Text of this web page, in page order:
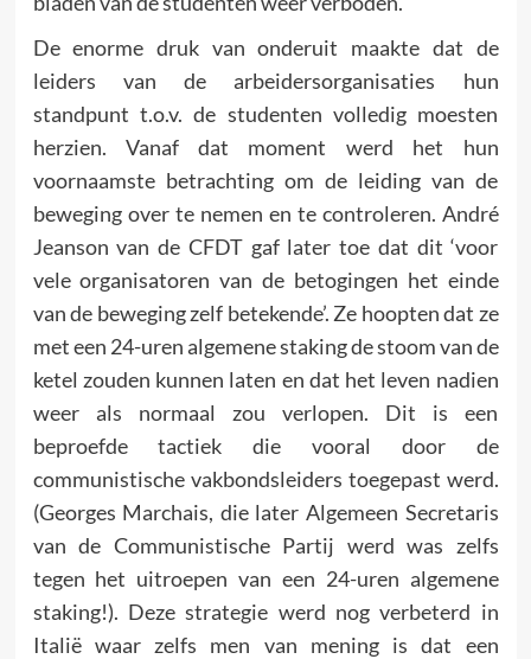
De enorme druk van onderuit maakte dat de
leiders van de arbeidersorganisaties hun
standpunt t.o.v. de studenten volle­dig moesten
herzien. Vanaf dat moment werd het hun
voornaamste betrachting om de leiding van de
beweging over te nemen en te controleren. André
Jeanson van de CFDT gaf later toe dat dit ‘voor
vele organisatoren van de betogingen het einde
van de beweging zelf betekende’. Ze hoopten dat ze
met een 24-uren algemene staking de stoom van de
ketel zouden kunnen laten en dat het leven nadien
weer als normaal zou verlopen. Dit is een
beproefde tactiek die vooral door de
communistische vakbonds­leiders toegepast werd.
(Georges Marchais, die later Algemeen Secretaris
van de Communistische Partij werd was zelfs
tegen het uitroepen van een 24-uren algemene
staking!). Deze strate­gie werd nog verbeterd in
Italië waar zelfs men van mening is dat een